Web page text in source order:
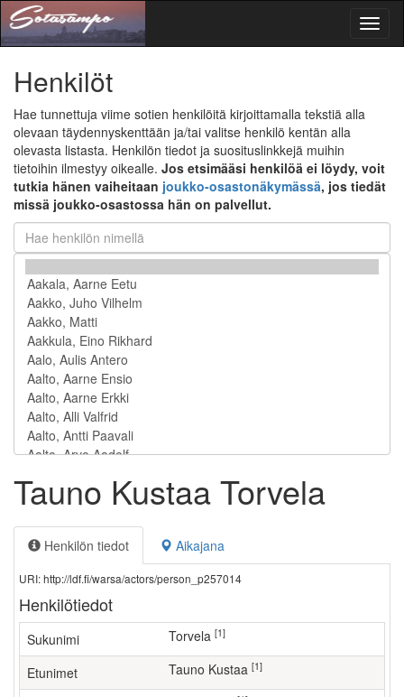
Henkilöt
Hae tunnettuja viime sotien henkilöitä kirjoittamalla tekstiä alla
olevaan täydennyskenttään ja/tai valitse henkilö kentän alla
olevasta listasta. Henkilön tiedot ja suosituslinkkejä muihin
tietoihin ilmestyy oikealle. Jos etsimääsi henkilöä ei löydy, voit
tutkia hänen vaiheitaan joukko-osastonäkymässä, jos tiedät
missä joukko-osastossa hän on palvellut.
Tauno Kustaa Torvela
Henkilön tiedot Aikajana
URI: http://ldf.fi/warsa/actors/person_p257014
Henkilötiedot
Sukunimi Torvela [1]
Etunimet Tauno Kustaa [1]